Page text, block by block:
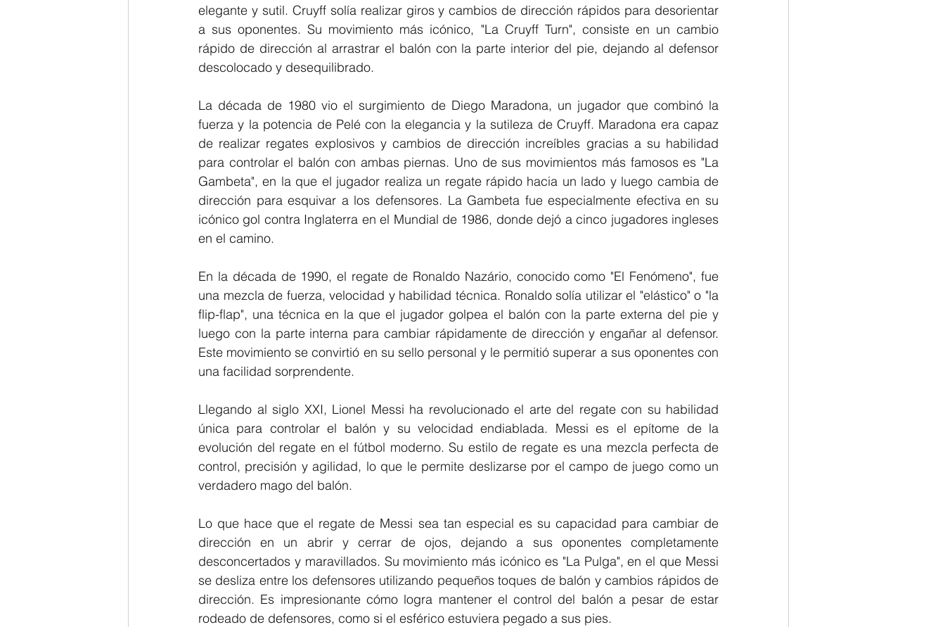
elegante y sutil. Cruyff solía realizar giros y cambios de dirección rápidos para desorientar
a sus oponentes. Su movimiento más icónico, "La Cruyff Turn", consiste en un cambio
rápido de dirección al arrastrar el balón con la parte interior del pie, dejando al defensor
descolocado y desequilibrado.
La década de 1980 vio el surgimiento de Diego Maradona, un jugador que combinó la
fuerza y la potencia de Pelé con la elegancia y la sutileza de Cruyff. Maradona era capaz
de realizar regates explosivos y cambios de dirección increíbles gracias a su habilidad
para controlar el balón con ambas piernas. Uno de sus movimientos más famosos es "La
Gambeta", en la que el jugador realiza un regate rápido hacia un lado y luego cambia de
dirección para esquivar a los defensores. La Gambeta fue especialmente efectiva en su
icónico gol contra Inglaterra en el Mundial de 1986, donde dejó a cinco jugadores ingleses
en el camino.
En la década de 1990, el regate de Ronaldo Nazário, conocido como "El Fenómeno", fue
una mezcla de fuerza, velocidad y habilidad técnica. Ronaldo solía utilizar el "elástico" o "la
flip-flap", una técnica en la que el jugador golpea el balón con la parte externa del pie y
luego con la parte interna para cambiar rápidamente de dirección y engañar al defensor.
Este movimiento se convirtió en su sello personal y le permitió superar a sus oponentes con
una facilidad sorprendente.
Llegando al siglo XXI, Lionel Messi ha revolucionado el arte del regate con su habilidad
única para controlar el balón y su velocidad endiablada. Messi es el epítome de la
evolución del regate en el fútbol moderno. Su estilo de regate es una mezcla perfecta de
control, precisión y agilidad, lo que le permite deslizarse por el campo de juego como un
verdadero mago del balón.
Lo que hace que el regate de Messi sea tan especial es su capacidad para cambiar de
dirección en un abrir y cerrar de ojos, dejando a sus oponentes completamente
desconcertados y maravillados. Su movimiento más icónico es "La Pulga", en el que Messi
se desliza entre los defensores utilizando pequeños toques de balón y cambios rápidos de
dirección. Es impresionante cómo logra mantener el control del balón a pesar de estar
rodeado de defensores, como si el esférico estuviera pegado a sus pies.